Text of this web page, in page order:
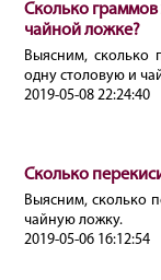
Сколько граммов
чайной ложке?
Выясним, сколько
одну столовую и
2019-05-08 22:24:40
Сколько
Выясним, сколько
чайную ложку.
2019-05-06 16:12:54